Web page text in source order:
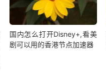
国内怎么打开Disney+,看美
剧可以用的香港节点加速器